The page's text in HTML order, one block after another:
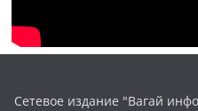
Сетевое издание "Вагай